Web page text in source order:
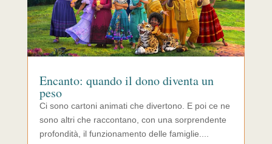
Encanto: quando il dono diventa un
peso
Ci sono cartoni animati che divertono. E poi ce ne
sono altri che raccontano, con una sorprendente
profondità, il funzionamento delle famiglie....